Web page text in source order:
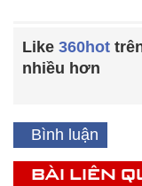
Like 360hot
nhiều hơn
Bình luận
BÀI LIÊN